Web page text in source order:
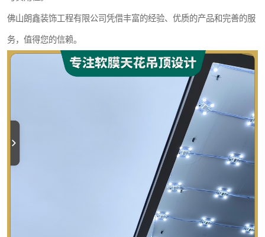
佛山朗鑫装饰工程有限公司凭借丰富的经验、优质的产品和完善的服
务，值得您的信赖。